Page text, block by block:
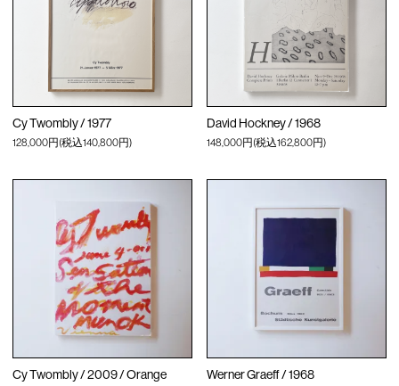
Cy Twombly / 1977
128,000円(税込140,800円)
David Hockney / 1968
148,000円(税込162,800円)
Cy Twombly / 2009 / Orange Werner Graeff / 1968